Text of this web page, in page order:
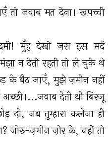
तो जवाब मत देना। खपच्ची
मुँह देखो ज़रा इस मर्द
न देती रहती तो ले चुके थे
के बैठ जाएँ, मुझे ज़मीन नहीं
देती थी बिरजू
जब तुम्हारा कलेजा ही
जोरु-ज़मीन ज़ोर के, नहीं तो